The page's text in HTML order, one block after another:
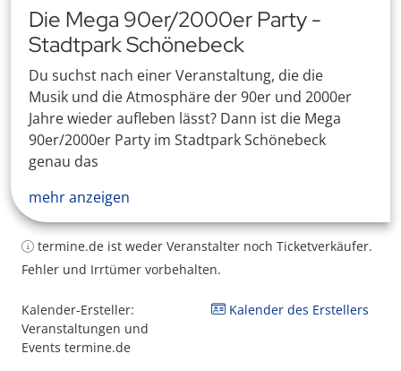
Die Mega 90er/2000er Party -
Stadtpark Schönebeck
Du suchst nach einer Veranstaltung, die die
Musik und die Atmosphäre der 90er und 2000er
Jahre wieder aufleben lässt? Dann ist die Mega
90er/2000er Party im Stadtpark Schönebeck
genau das
mehr anzeigen
termine.de ist weder Veranstalter noch Ticketverkäufer.
Fehler und Irrtümer vorbehalten.
Kalender-Ersteller:
Veranstaltungen und
Events termine.de
Kalender des Erstellers